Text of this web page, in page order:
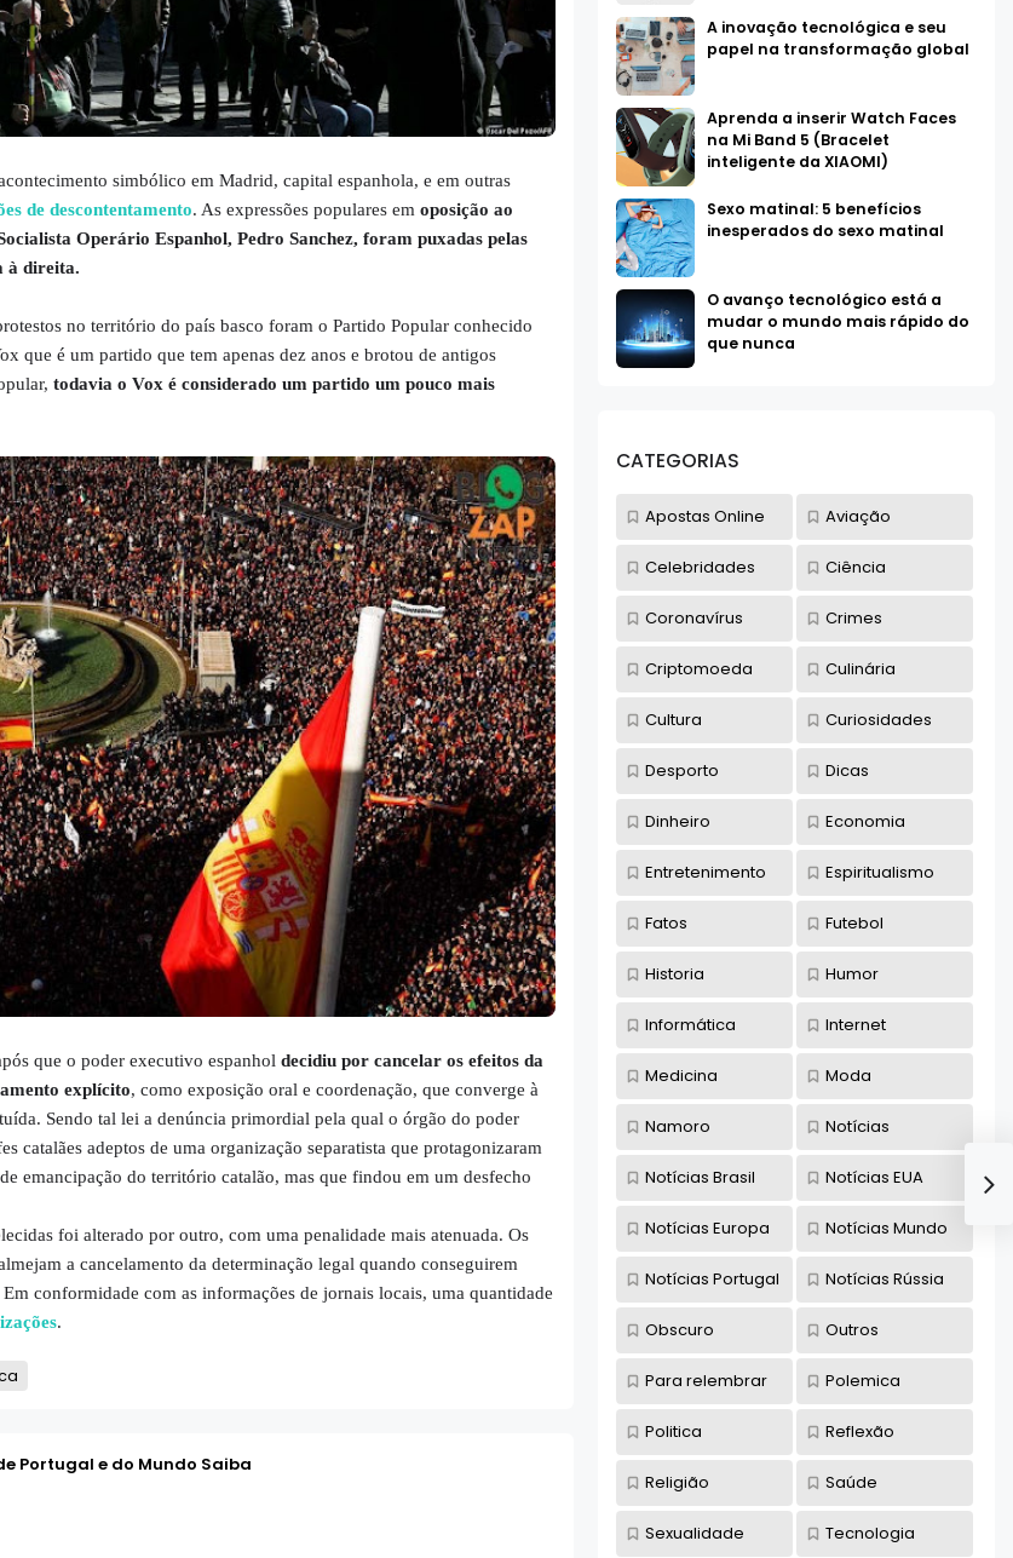
simbólico em Madrid, capital espanhola, e em outras
de descontentamento. As expressões populares em oposição ao
Operário Espanhol, Pedro Sanchez, foram puxadas pelas
à direita.
no território do país basco foram o Partido Popular conhecido
que é um partido que tem apenas dez anos e brotou de antigos
todavia o Vox é considerado um partido um pouco mais
que o poder executivo espanhol decidiu por cancelar os efeitos da
explícito, como exposição oral e coordenação, que converge à
Sendo tal lei a denúncia primordial pela qual o órgão do poder
catalães adeptos de uma organização separatista que protagonizaram
emancipação do território catalão, mas que findou em um desfecho
foi alterado por outro, com uma penalidade mais atenuada. Os
a cancelamento da determinação legal quando conseguirem
conformidade com as informações de jornais locais, uma quantidade
.
Portugal e do Mundo Saiba
A inovação tecnológica e seu
papel na transformação global
Aprenda a inserir Watch Faces
na Mi Band 5 (Bracelet
inteligente da XIAOMI)
Sexo matinal: 5 benefícios
inesperados do sexo matinal
O avanço tecnológico está a
mudar o mundo mais rápido do
que nunca
CATEGORIAS
Apostas Online Aviação
Celebridades Ciência
Coronavírus Crimes
Criptomoeda Culinária
Cultura Curiosidades
Desporto Dicas
Dinheiro Economia
Entretenimento Espiritualismo
Fatos Futebol
Historia Humor
Informática Internet
Medicina Moda
Namoro Notícias
Notícias Brasil Notícias EUA
Notícias Europa Notícias Mundo
Notícias Portugal Notícias Rússia
Obscuro Outros
Para relembrar Polemica
Politica Reflexão
Religião Saúde
Sexualidade Tecnologia